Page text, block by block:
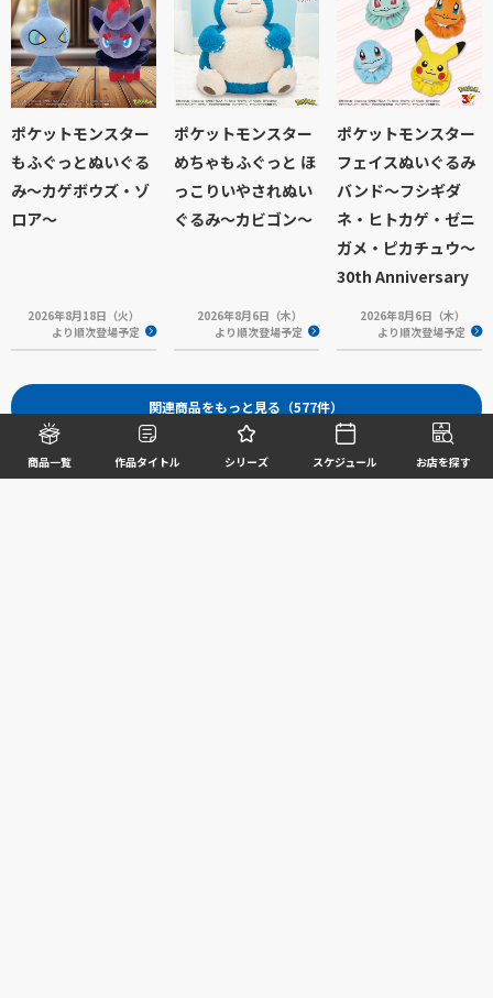
商品一覧 作品タイトル シリーズ スケジュール お店を探す
ポケットモンスター
もふぐっとぬいぐる
み～カゲボウズ・ゾ
ロア～
2026年8月18日（火）
より順次登場予定
ポケットモンスター
めちゃもふぐっと ほ
っこりいやされぬい
ぐるみ～カビゴン～
2026年8月6日（木）
より順次登場予定
ポケットモンスター
フェイスぬいぐるみ
バンド～フシギダ
ネ・ヒトカゲ・ゼニ
ガメ・ピカチュウ～
30th Anniversary
2026年8月6日（木）
より順次登場予定
関連商品をもっと見る（577件）